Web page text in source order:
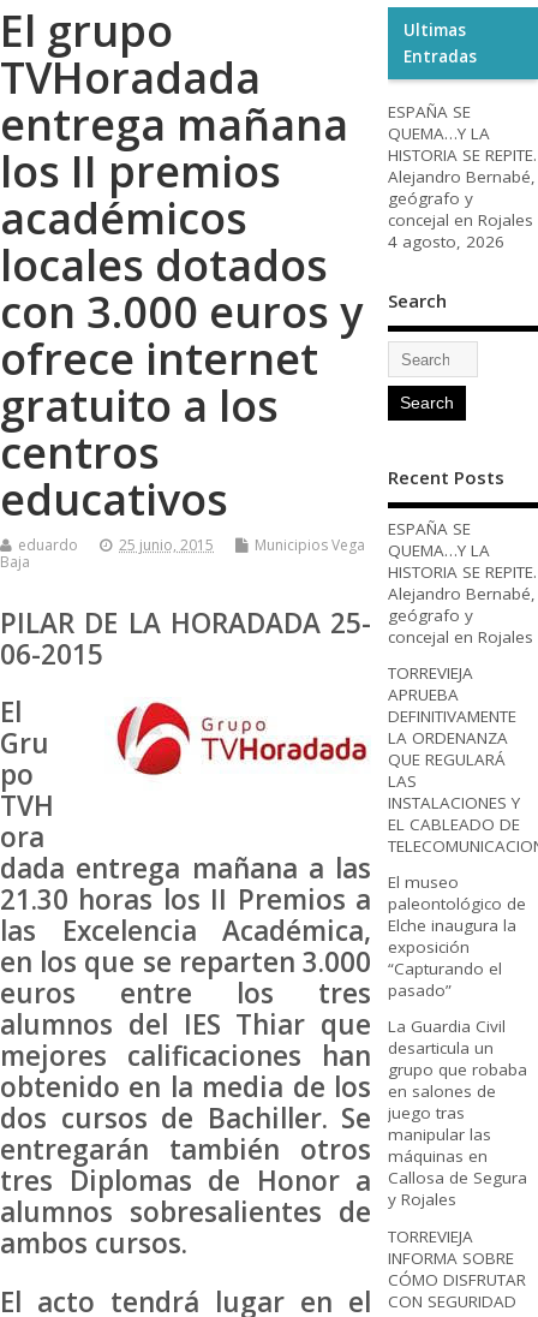
El grupo
TVHoradada
entrega mañana
los II premios
académicos
locales dotados
con 3.000 euros y
ofrece internet
gratuito a los
centros
educativos
eduardo 25 junio, 2015
Municipios Vega
Baja
PILAR DE LA HORADADA 25-
06-2015
El
Gru
po
TVH
ora
dada entrega mañana a las
21.30 horas los II Premios a
las Excelencia Académica,
en los que se reparten 3.000
euros entre los tres
alumnos del IES Thiar que
mejores calificaciones han
obtenido en la media de los
dos cursos de Bachiller. Se
entregarán también otros
tres Diplomas de Honor a
alumnos sobresalientes de
ambos cursos.
El acto tendrá lugar en el
Ultimas
Entradas
ESPAÑA SE
QUEMA…Y LA
HISTORIA SE REPITE.
Alejandro Bernabé,
geógrafo y
concejal en Rojales
4 agosto, 2026
Search
Recent Posts
ESPAÑA SE
QUEMA…Y LA
HISTORIA SE REPITE.
Alejandro Bernabé,
geógrafo y
concejal en Rojales
TORREVIEJA
APRUEBA
DEFINITIVAMENTE
LA ORDENANZA
QUE REGULARÁ
LAS
INSTALACIONES Y
EL CABLEADO DE
El museo
paleontológico de
Elche inaugura la
exposición
“Capturando el
pasado”
La Guardia Civil
desarticula un
grupo que robaba
en salones de
juego tras
manipular las
máquinas en
Callosa de Segura
y Rojales
TORREVIEJA
INFORMA SOBRE
CÓMO DISFRUTAR
CON SEGURIDAD